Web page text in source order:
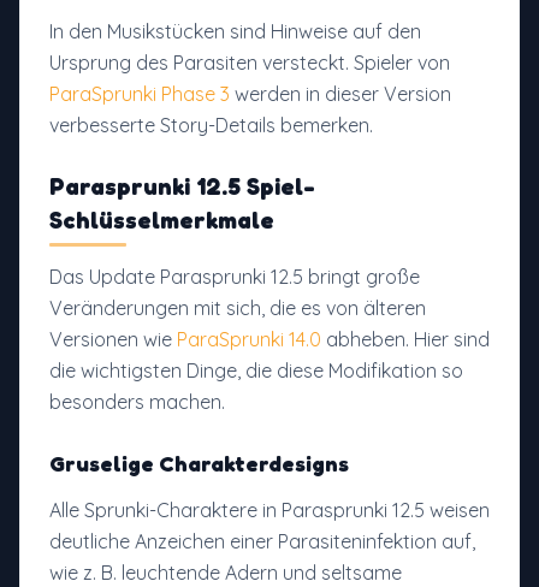
In den Musikstücken sind Hinweise auf den
Ursprung des Parasiten versteckt. Spieler von
ParaSprunki Phase 3 werden in dieser Version
verbesserte Story-Details bemerken.
Parasprunki 12.5 Spiel-
Schlüsselmerkmale
Das Update Parasprunki 12.5 bringt große
Veränderungen mit sich, die es von älteren
Versionen wie ParaSprunki 14.0 abheben. Hier sind
die wichtigsten Dinge, die diese Modifikation so
besonders machen.
Gruselige Charakterdesigns
Alle Sprunki-Charaktere in Parasprunki 12.5 weisen
deutliche Anzeichen einer Parasiteninfektion auf,
wie z. B. leuchtende Adern und seltsame